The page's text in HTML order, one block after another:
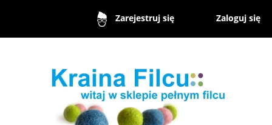
Zarejestruj się Zaloguj się